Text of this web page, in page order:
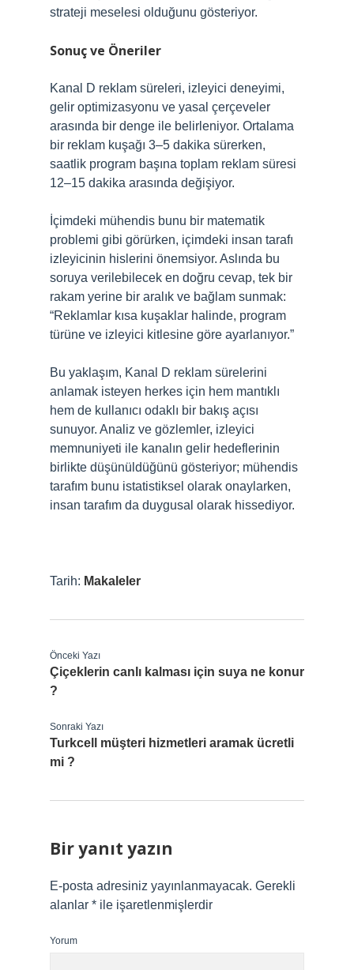
strateji meselesi olduğunu gösteriyor.
Sonuç ve Öneriler
Kanal D reklam süreleri, izleyici deneyimi,
gelir optimizasyonu ve yasal çerçeveler
arasında bir denge ile belirleniyor. Ortalama
bir reklam kuşağı 3–5 dakika sürerken,
saatlik program başına toplam reklam süresi
12–15 dakika arasında değişiyor.
İçimdeki mühendis bunu bir matematik
problemi gibi görürken, içimdeki insan tarafı
izleyicinin hislerini önemsiyor. Aslında bu
soruya verilebilecek en doğru cevap, tek bir
rakam yerine bir aralık ve bağlam sunmak:
“Reklamlar kısa kuşaklar halinde, program
türüne ve izleyici kitlesine göre ayarlanıyor.”
Bu yaklaşım, Kanal D reklam sürelerini
anlamak isteyen herkes için hem mantıklı
hem de kullanıcı odaklı bir bakış açısı
sunuyor. Analiz ve gözlemler, izleyici
memnuniyeti ile kanalın gelir hedeflerinin
birlikte düşünüldüğünü gösteriyor; mühendis
tarafım bunu istatistiksel olarak onaylarken,
insan tarafım da duygusal olarak hissediyor.
Tarih: Makaleler
Önceki Yazı
Çiçeklerin canlı kalması için suya ne konur
?
Sonraki Yazı
Turkcell müşteri hizmetleri aramak ücretli
mi ?
Bir yanıt yazın
E-posta adresiniz yayınlanmayacak. Gerekli
alanlar * ile işaretlenmişlerdir
Yorum